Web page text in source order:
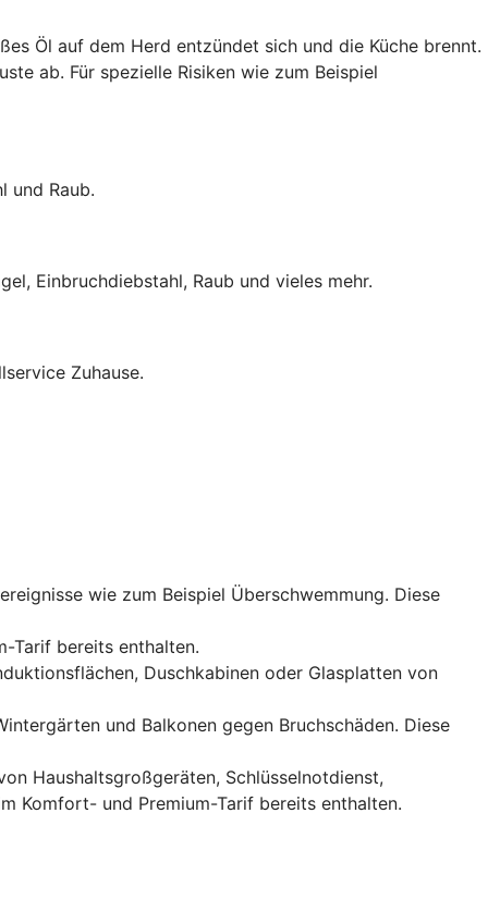
Öl auf dem Herd entzündet sich und die Küche brennt.
ab. Für spezielle Risiken wie zum Beispiel
und Raub.
Einbruchdiebstahl, Raub und vieles mehr.
Zuhause.
wie zum Beispiel Überschwemmung. Diese
Tarif bereits enthalten.
Duschkabinen oder Glasplatten von
und Balkonen gegen Bruchschäden. Diese
Haushaltsgroßgeräten, Schlüsselnotdienst,
Komfort- und Premium-Tarif bereits enthalten.